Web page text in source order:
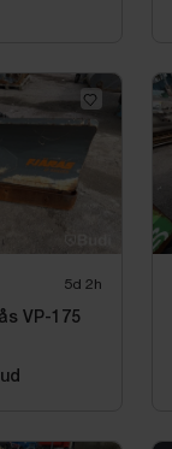
5d 2h
VP-175